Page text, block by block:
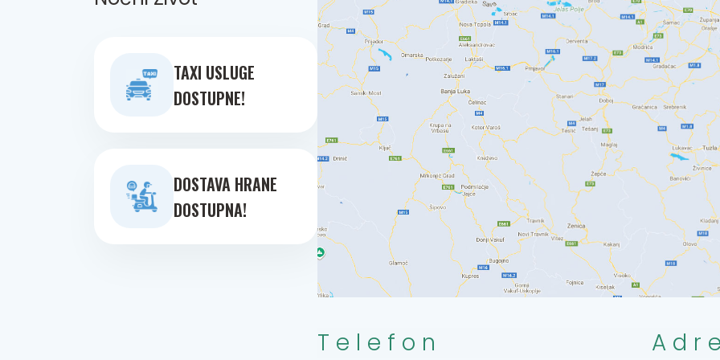
TAXI USLUGE
DOSTUPNE!
DOSTAVA HRANE
DOSTUPNA!
Telefon